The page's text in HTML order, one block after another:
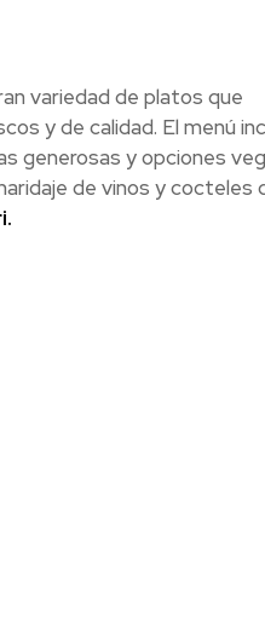
variedad de platos que
y de calidad. El menú
generosas y opciones
de vinos y cocteles